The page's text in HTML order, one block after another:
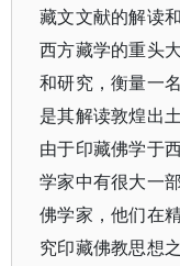
藏文文献的解读
西方藏学的重头
和研究，衡量一
是其解读敦煌出
由于印藏佛学于
学家中有很大一
佛学家，他们在
究印藏佛教思想